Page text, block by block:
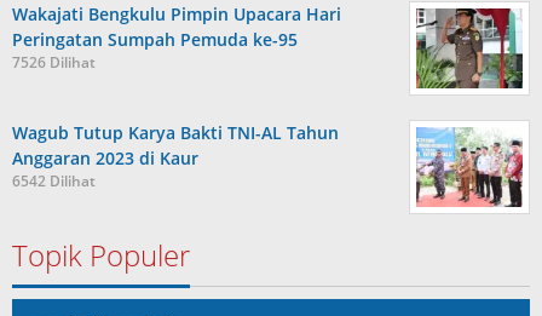
Wakajati Bengkulu Pimpin Upacara Hari
Peringatan Sumpah Pemuda ke-95
7526 Dilihat
Wagub Tutup Karya Bakti TNI-AL Tahun
Anggaran 2023 di Kaur
6542 Dilihat
Topik Populer